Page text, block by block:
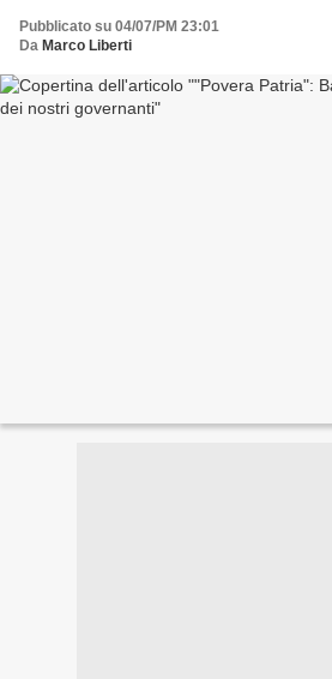
Pubblicato su 04/07/PM 23:01
Da Marco Liberti